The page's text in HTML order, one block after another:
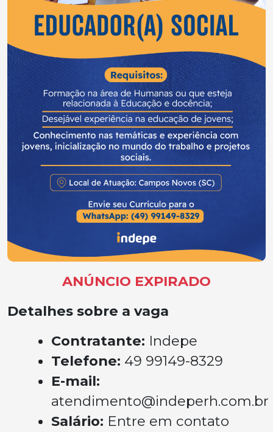
ANÚNCIO EXPIRADO
Detalhes sobre a vaga
Contratante: Indepe
Telefone: 49 99149-8329
E-mail:
atendimento@indeperh.com.br
Salário: Entre em contato